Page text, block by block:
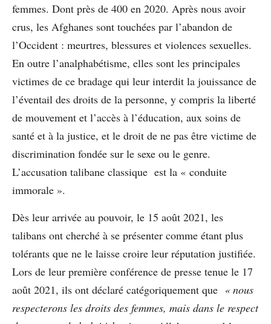
femmes. Dont près de 400 en 2020. Après nous avoir
crus, les Afghanes sont touchées par l’abandon de
l’Occident : meurtres, blessures et violences sexuelles.
En outre l’analphabétisme, elles sont les principales
victimes de ce bradage qui leur interdit la jouissance de
l’éventail des droits de la personne, y compris la liberté
de mouvement et l’accès à l’éducation, aux soins de
santé et à la justice, et le droit de ne pas être victime de
discrimination fondée sur le sexe ou le genre.
L’accusation talibane classique est la « conduite
immorale ».
Dès leur arrivée au pouvoir, le 15 août 2021, les
talibans ont cherché à se présenter comme étant plus
tolérants que ne le laisse croire leur réputation justifiée.
Lors de leur première conférence de presse tenue le 17
août 2021, ils ont déclaré catégoriquement que « nous
respecterons les droits des femmes, mais dans le respect